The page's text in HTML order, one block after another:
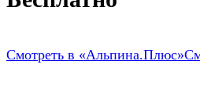
Смотреть в «Альпина.Плюс»